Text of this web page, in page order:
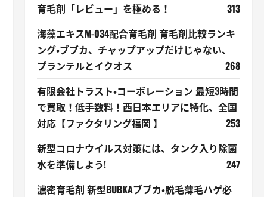
育毛剤「レビュー」を極める！
313
海藻エキスM-034配合育毛剤 育毛剤比較ランキ
ング・ブブカ、チャップアップだけじゃない、
プランテルとイクオス
268
有限会社トラスト・コーポレーション 最短3時間
で買取！低手数料！西日本エリアに特化、全国
対応【ファクタリング福岡 】
253
新型コロナウイルス対策には、タンク入り除菌
水を準備しよう!
247
濃密育毛剤 新型BUBKAブブカ・脱毛薄毛ハゲ必